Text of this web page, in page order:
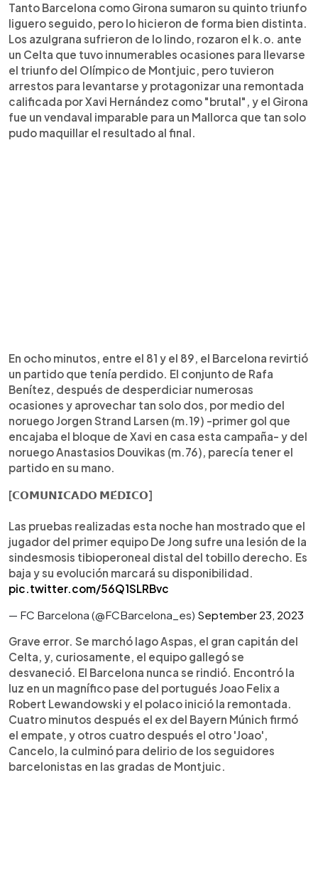
Tanto Barcelona como Girona sumaron su quinto triunfo
liguero seguido, pero lo hicieron de forma bien distinta.
Los azulgrana sufrieron de lo lindo, rozaron el k.o. ante
un Celta que tuvo innumerables ocasiones para llevarse
el triunfo del Olímpico de Montjuic, pero tuvieron
arrestos para levantarse y protagonizar una remontada
calificada por Xavi Hernández como "brutal", y el Girona
fue un vendaval imparable para un Mallorca que tan solo
pudo maquillar el resultado al final.
En ocho minutos, entre el 81 y el 89, el Barcelona revirtió
un partido que tenía perdido. El conjunto de Rafa
Benítez, después de desperdiciar numerosas
ocasiones y aprovechar tan solo dos, por medio del
noruego Jorgen Strand Larsen (m.19) -primer gol que
encajaba el bloque de Xavi en casa esta campaña- y del
noruego Anastasios Douvikas (m.76), parecía tener el
partido en su mano.
[𝗖𝗢𝗠𝗨𝗡𝗜𝗖𝗔𝗗𝗢 𝗠𝗘́𝗗𝗜𝗖𝗢]
Las pruebas realizadas esta noche han mostrado que el
jugador del primer equipo De Jong sufre una lesión de la
sindesmosis tibioperoneal distal del tobillo derecho. Es
baja y su evolución marcará su disponibilidad.
pic.twitter.com/56Q1SLRBvc
— FC Barcelona (@FCBarcelona_es) September 23, 2023
Grave error. Se marchó Iago Aspas, el gran capitán del
Celta, y, curiosamente, el equipo gallegó se
desvaneció. El Barcelona nunca se rindió. Encontró la
luz en un magnífico pase del portugués Joao Felix a
Robert Lewandowski y el polaco inició la remontada.
Cuatro minutos después el ex del Bayern Múnich firmó
el empate, y otros cuatro después el otro 'Joao',
Cancelo, la culminó para delirio de los seguidores
barcelonistas en las gradas de Montjuic.